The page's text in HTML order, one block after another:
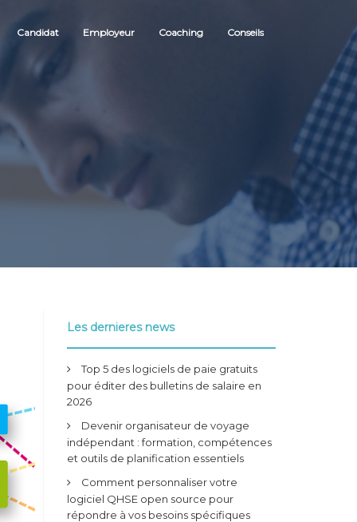
Candidat Employeur Coaching Conseils
Les dernieres news
Top 5 des logiciels de paie gratuits
pour éditer des bulletins de salaire en
2026
Devenir organisateur de voyage
indépendant : formation, compétences
et outils de planification essentiels
Comment personnaliser votre
logiciel QHSE open source pour
répondre à vos besoins spécifiques